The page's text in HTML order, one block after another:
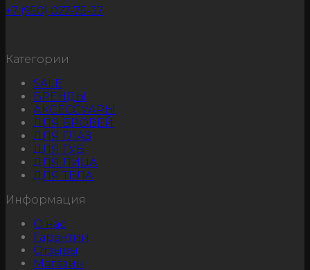
+7 (950) 027-75-37
Категории
SALE
БРЕНДЫ
АКСЕССУАРЫ
ДЛЯ БРОВЕЙ
ДЛЯ ГЛАЗ
ДЛЯ ГУБ
ДЛЯ ЛИЦА
ДЛЯ ТЕЛА
Информация
О нас
Гарантии
Отзывы
Магазин